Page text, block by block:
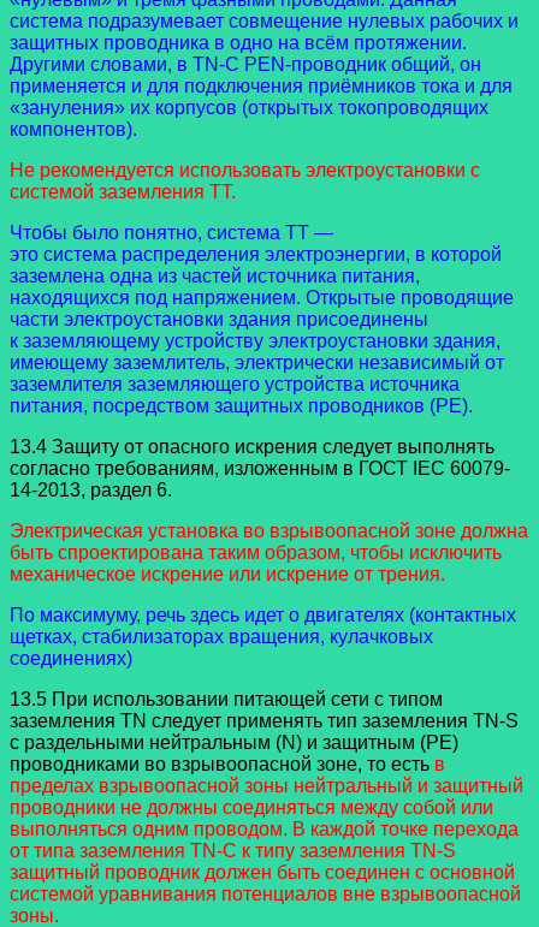
система подразумевает совмещение нулевых рабочих и
защитных проводника в одно на всём протяжении.
Другими словами, в TN-C PEN-проводник общий, он
применяется и для подключения приёмников тока и для
«зануления» их корпусов (открытых токопроводящих
компонентов).
Не рекомендуется использовать электроустановки с
системой заземления TT.
Чтобы было понятно, система TT —
это система распределения электроэнергии, в которой
заземлена одна из частей источника питания,
находящихся под напряжением. Открытые проводящие
части электроустановки здания присоединены
к заземляющему устройству электроустановки здания,
имеющему заземлитель, электрически независимый от
заземлителя заземляющего устройства источника
питания, посредством защитных проводников (PE).
13.4 Защиту от опасного искрения следует выполнять
согласно требованиям, изложенным в ГОСТ IEC 60079-
14-2013, раздел 6.
Электрическая установка во взрывоопасной зоне должна
быть спроектирована таким образом, чтобы исключить
механическое искрение или искрение от трения.
По максимуму, речь здесь идет о двигателях (контактных
щетках, стабилизаторах вращения, кулачковых
соединениях)
13.5 При использовании питающей сети с типом
заземления TN следует применять тип заземления TN-S
с раздельными нейтральным (N) и защитным (PE)
проводниками во взрывоопасной зоне, то есть в
пределах взрывоопасной зоны нейтральный и защитный
проводники не должны соединяться между собой или
выполняться одним проводом. В каждой точке перехода
от типа заземления TN-C к типу заземления TN-S
защитный проводник должен быть соединен с основной
системой уравнивания потенциалов вне взрывоопасной
зоны.